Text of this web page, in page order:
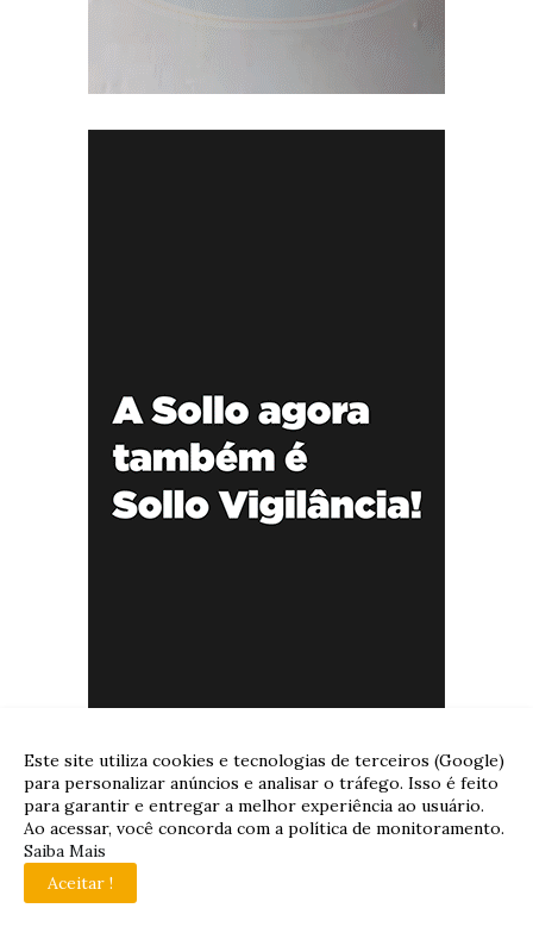
Este site utiliza cookies e tecnologias de terceiros (Google)
para personalizar anúncios e analisar o tráfego. Isso é feito
para garantir e entregar a melhor experiência ao usuário.
Ao acessar, você concorda com a política de monitoramento.
Saiba Mais
Aceitar !